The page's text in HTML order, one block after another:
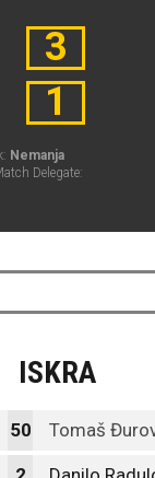
3
1
Nemanja
Delegate:
ISKRA
50 Tomaš